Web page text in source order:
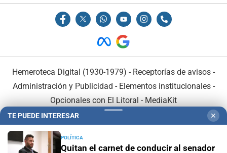
Hemeroteca Digital (1930-1979) - Receptorías de avisos -
Administración y Publicidad - Elementos institucionales-
Opcionales con El Litoral - MediaKit
TE PUEDE INTERESAR ✕
POLÍTICA
Quitan el carnet de conducir al senador